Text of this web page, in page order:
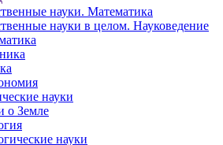
науки. Математика
науки в целом. Науковедение
науки
о Земле
науки